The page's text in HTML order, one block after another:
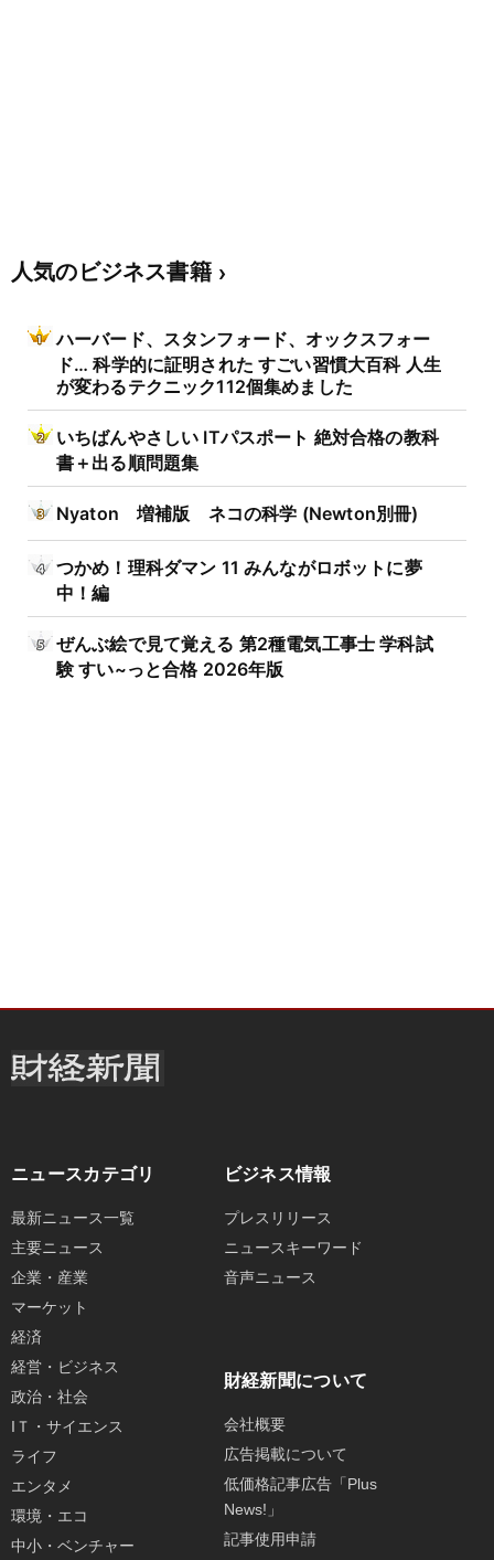
人気のビジネス書籍
ハーバード、スタンフォード、オックスフォー
ド… 科学的に証明された すごい習慣大百科 人生
が変わるテクニック112個集めました
いちばんやさしい ITパスポート 絶対合格の教科
書＋出る順問題集
Nyaton 増補版 ネコの科学 (Newton別冊)
つかめ！理科ダマン 11 みんながロボットに夢
中！編
ぜんぶ絵で見て覚える 第2種電気工事士 学科試
験 すい~っと合格 2026年版
ニュースカテゴリ
最新ニュース一覧
主要ニュース
企業・産業
マーケット
経済
経営・ビジネス
政治・社会
IＴ・サイエンス
ライフ
エンタメ
環境・エコ
中小・ベンチャー
ビジネス情報
プレスリリース
ニュースキーワード
音声ニュース
財経新聞について
会社概要
広告掲載について
低価格記事広告「Plus
News!」
記事使用申請